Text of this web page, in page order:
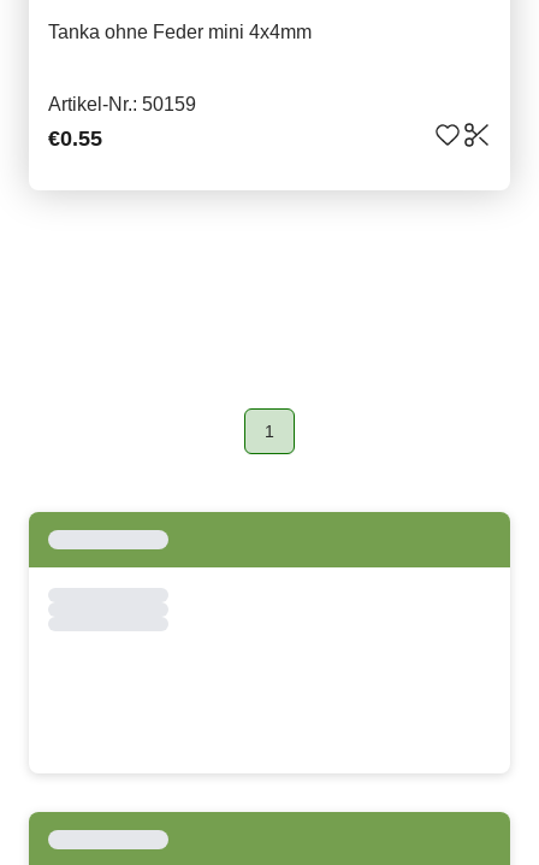
Tanka ohne Feder mini 4x4mm
Artikel-Nr.: 50159
€0.55
Page
1